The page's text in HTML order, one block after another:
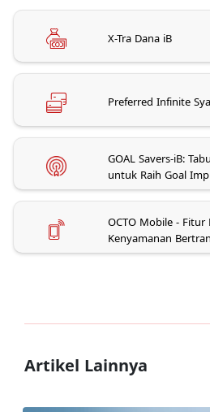
X-Tra Dana iB
Preferred Infinite
GOAL Savers-iB:
untuk Raih Goal
OCTO Mobile - Fitur
Kenyamanan
Artikel Lainnya